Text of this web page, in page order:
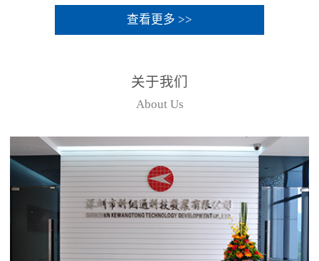
查看更多 >>
关于我们
About Us